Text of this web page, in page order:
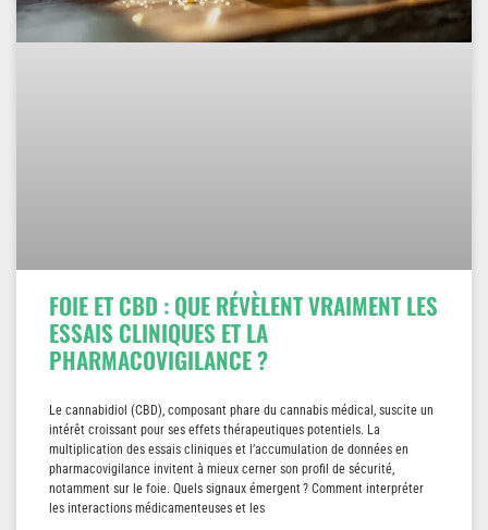
FOIE ET CBD : QUE RÉVÈLENT VRAIMENT LES
ESSAIS CLINIQUES ET LA
PHARMACOVIGILANCE ?
Le cannabidiol (CBD), composant phare du cannabis médical, suscite un
intérêt croissant pour ses effets thérapeutiques potentiels. La
multiplication des essais cliniques et l’accumulation de données en
pharmacovigilance invitent à mieux cerner son profil de sécurité,
notamment sur le foie. Quels signaux émergent ? Comment interpréter
les interactions médicamenteuses et les